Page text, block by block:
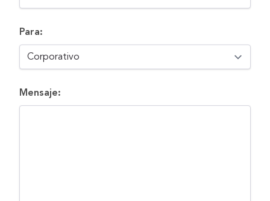
Para:
Mensaje: